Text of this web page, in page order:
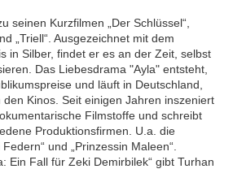
seinen Kurzfilmen „Der Schlüssel“,
„Triell“. Ausgezeichnet mit dem
in Silber, findet er es an der Zeit, selbst
Das Liebesdrama "Ayla" entsteht,
und läuft in Deutschland,
Kinos. Seit einigen Jahren inszeniert
Filmstoffe und schreibt
Produktionsfirmen. U.a. die
und „Prinzessin Maleen“.
Ein Fall für Zeki Demirbilek“ gibt Turhan